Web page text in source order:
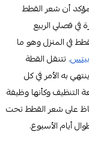
أن شعر القطط
فصلي الربيع
في المنزل وهو ما
. تتنقل القطة
به الأمر في كل
التنظيف وكأنها وظيفة
على شعر القطط تحت
أيام الأسبوع.